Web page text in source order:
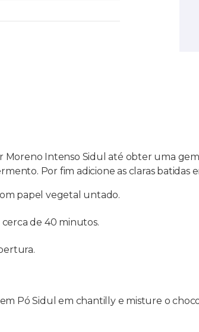
Moreno Intenso Sidul até obter uma
Por fim adicione as claras batidas
papel vegetal untado.
de 40 minutos.
Pó Sidul em chantilly e misture o